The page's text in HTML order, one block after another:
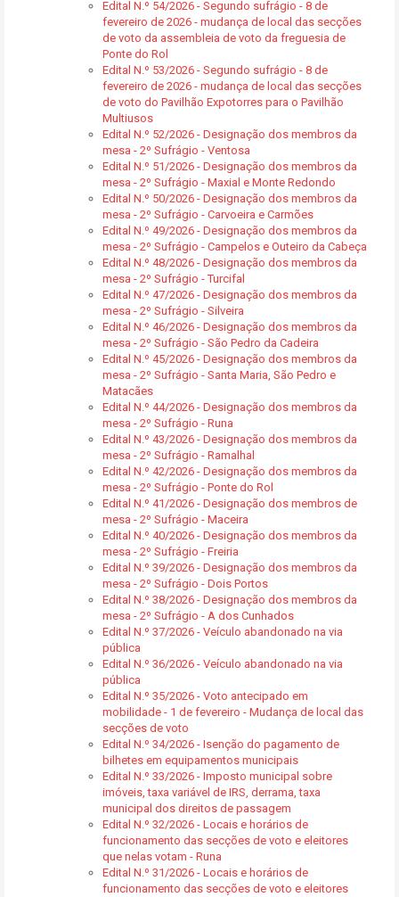
Edital N.º 54/2026 - Segundo sufrágio - 8 de
fevereiro de 2026 - mudança de local das secções
de voto da assembleia de voto da freguesia de
Ponte do Rol
Edital N.º 53/2026 - Segundo sufrágio - 8 de
fevereiro de 2026 - mudança de local das secções
de voto do Pavilhão Expotorres para o Pavilhão
Multiusos
Edital N.º 52/2026 - Designação dos membros da
mesa - 2º Sufrágio - Ventosa
Edital N.º 51/2026 - Designação dos membros da
mesa - 2º Sufrágio - Maxial e Monte Redondo
Edital N.º 50/2026 - Designação dos membros da
mesa - 2º Sufrágio - Carvoeira e Carmões
Edital N.º 49/2026 - Designação dos membros da
mesa - 2º Sufrágio - Campelos e Outeiro da Cabeça
Edital N.º 48/2026 - Designação dos membros da
mesa - 2º Sufrágio - Turcifal
Edital N.º 47/2026 - Designação dos membros da
mesa - 2º Sufrágio - Silveira
Edital N.º 46/2026 - Designação dos membros da
mesa - 2º Sufrágio - São Pedro da Cadeira
Edital N.º 45/2026 - Designação dos membros da
mesa - 2º Sufrágio - Santa Maria, São Pedro e
Matacães
Edital N.º 44/2026 - Designação dos membros da
mesa - 2º Sufrágio - Runa
Edital N.º 43/2026 - Designação dos membros da
mesa - 2º Sufrágio - Ramalhal
Edital N.º 42/2026 - Designação dos membros da
mesa - 2º Sufrágio - Ponte do Rol
Edital N.º 41/2026 - Designação dos membros de
mesa - 2º Sufrágio - Maceira
Edital N.º 40/2026 - Designação dos membros da
mesa - 2º Sufrágio - Freiria
Edital N.º 39/2026 - Designação dos membros da
mesa - 2º Sufrágio - Dois Portos
Edital N.º 38/2026 - Designação dos membros da
mesa - 2º Sufrágio - A dos Cunhados
Edital N.º 37/2026 - Veículo abandonado na via
pública
Edital N.º 36/2026 - Veículo abandonado na via
pública
Edital N.º 35/2026 - Voto antecipado em
mobilidade - 1 de fevereiro - Mudança de local das
secções de voto
Edital N.º 34/2026 - Isenção do pagamento de
bilhetes em equipamentos municipais
Edital N.º 33/2026 - Imposto municipal sobre
imóveis, taxa variável de IRS, derrama, taxa
municipal dos direitos de passagem
Edital N.º 32/2026 - Locais e horários de
funcionamento das secções de voto e eleitores
que nelas votam - Runa
Edital N.º 31/2026 - Locais e horários de
funcionamento das secções de voto e eleitores